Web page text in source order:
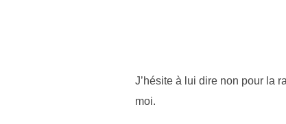
J’hésite à lui dire non pour la
moi.